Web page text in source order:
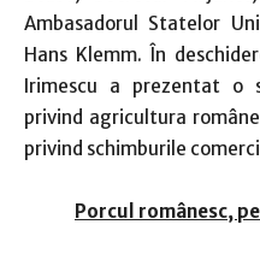
Ambasadorul Statelor
Hans Klemm. În
Irimescu a prezentat o
privind agricultura
privind schimburile
Porcul românesc,